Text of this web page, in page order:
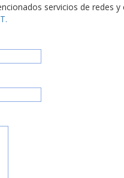
servicios de redes